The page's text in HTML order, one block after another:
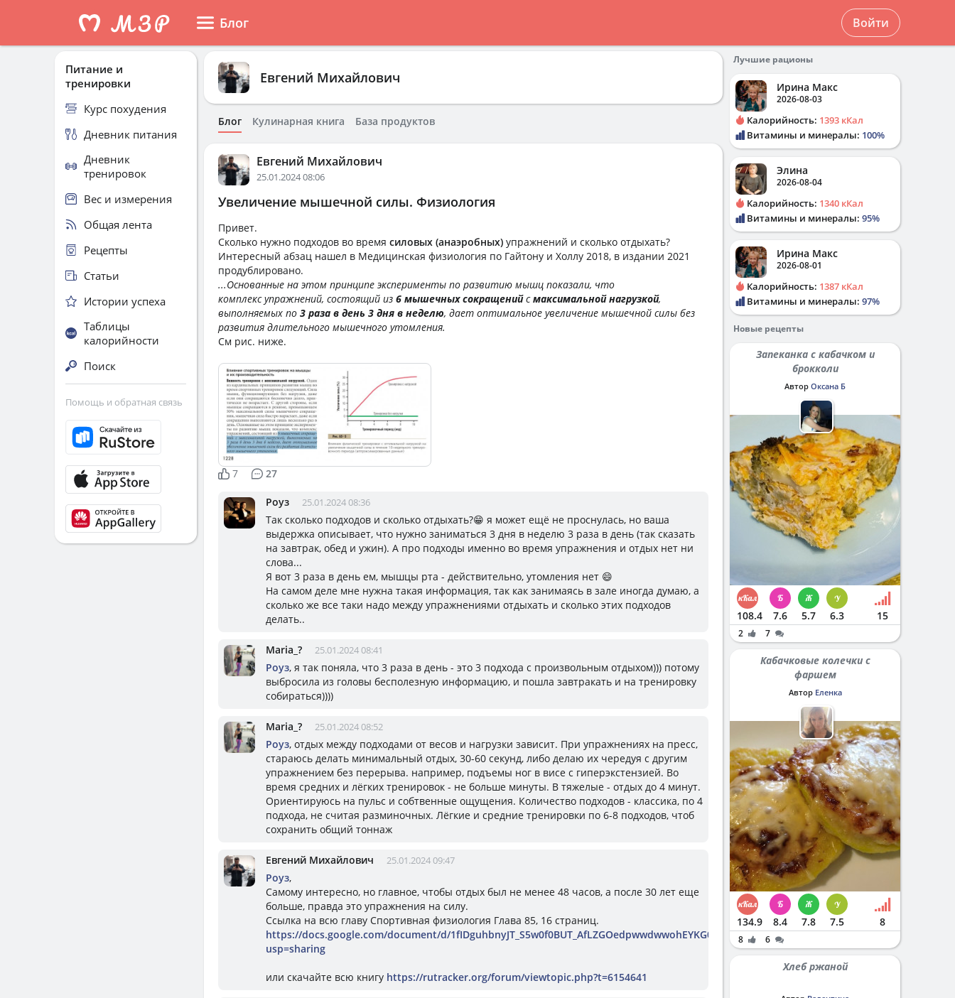
Блог Войти
Евгений Михайлович
Блог Кулинарная книга База продуктов
Евгений Михайлович
25.01.2024 08:06
Увеличение мышечной силы. Физиология
Привет.
Сколько нужно подходов во время силовых (анаэробных) упражнений и сколько отдыхать?
Интересный абзац нашел в Медицинская физиология по Гайтону и Холлу 2018, в издании 2021
продублировано.
...Основанные на этом принципе эксперименты по развитию мышц показали, что
комплекс упражнений, состоящий из 6 мышечных сокращенийсмаксимальной нагрузкой,
выполняемых по 3 раза в день 3 дня в неделю, дает оптимальное увеличение мышечной силы без
развития длительного мышечного утомления.
См рис. ниже.
7 27
Роуз 25.01.2024 08:36
Так сколько подходов и сколько отдыхать?😁 я может ещё не проснулась, но ваша
выдержка описывает, что нужно заниматься 3 дня в неделю 3 раза в день (так сказать
на завтрак, обед и ужин). А про подходы именно во время упражнения и отдых нет ни
слова...
Я вот 3 раза в день ем, мышцы рта - действительно, утомления нет 😄
На самом деле мне нужна такая информация, так как занимаясь в зале иногда думаю, а
сколько же все таки надо между упражнениями отдыхать и сколько этих подходов
делать..
Mariа_? 25.01.2024 08:41
Роуз, я так поняла, что 3 раза в день - это 3 подхода с произвольным отдыхом))) потому
выбросила из головы бесполезную информацию, и пошла завтракать и на тренировку
собираться))))
Mariа_? 25.01.2024 08:52
Роуз, отдых между подходами от весов и нагрузки зависит. При упражнениях на пресс,
стараюсь делать минимальный отдых, 30-60 секунд, либо делаю их чередуя с другим
упражнением без перерыва. например, подъемы ног в висе с гиперэкстензией. Во
время средних и лёгких тренировок - не больше минуты. В тяжелые - отдых до 4 минут.
Ориентируюсь на пульс и собтвенные ощущения. Количество подходов - классика, по 4
подхода, не считая разминочных. Лёгкие и средние тренировки по 6-8 подходов, чтоб
сохранить общий тоннаж
Евгений Михайлович 25.01.2024 09:47
Роуз,
Самому интересно, но главное, чтобы отдых был не менее 48 часов, а после 30 лет еще
больше, правда это упражнения на силу.
Ссылка на всю главу Спортивная физиология Глава 85, 16 страниц.
https://docs.google.com/document/d/1fIDguhbnyJT_S5w0f0BUT_AfLZGOedpwwdwwohEYKG0/edit?
usp=sharing
или скачайте всю книгу https://rutracker.org/forum/viewtopic.php?t=6154641
Питание и
тренировки
Курс похудения
Дневник питания
Дневник
тренировок
Вес и измерения
Общая лента
Рецепты
Статьи
Истории успеха
Таблицы
калорийности
Поиск
Помощь и обратная связь
Лучшие рационы
Ирина Макс
2026-08-03
Калорийность: 1393 кКал
Витамины и минералы: 100%
Элина
2026-08-04
Калорийность: 1340 кКал
Витамины и минералы: 95%
Ирина Макс
2026-08-01
Калорийность: 1387 кКал
Витамины и минералы: 97%
Новые рецепты
Запеканка с кабачком и
брокколи
Автор Оксана Б
108.4 7.6 5.7 6.3 15
2 7
Кабачковые колечки с
фаршем
Автор Еленка
134.9 8.4 7.8 7.5 8
8 6
Хлеб ржаной